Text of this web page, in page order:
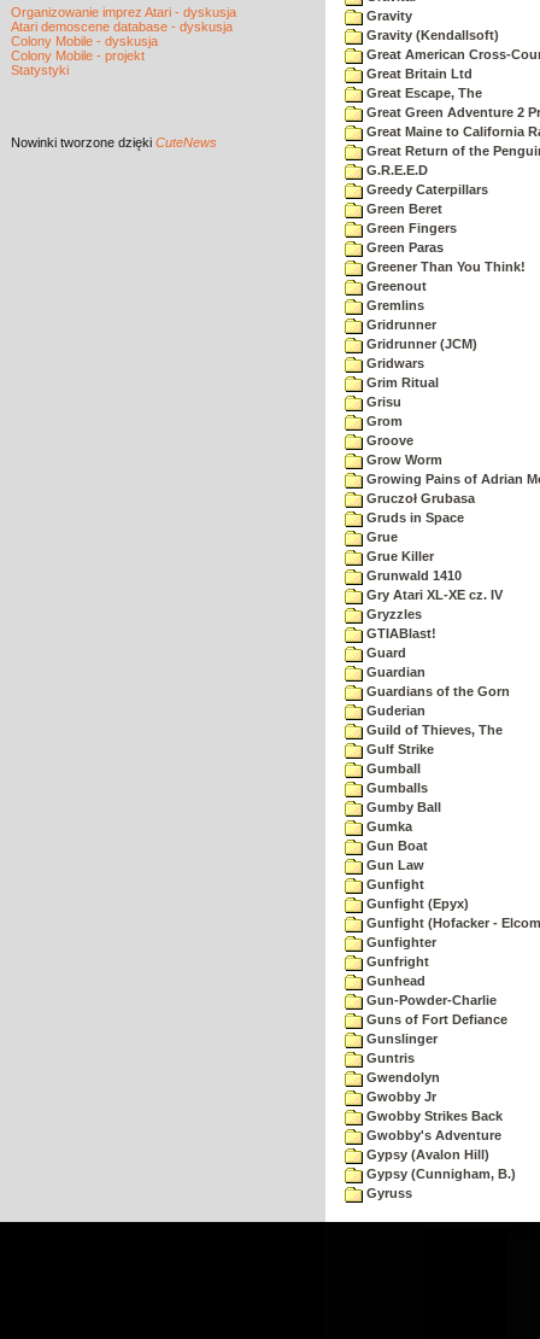
Organizowanie imprez Atari - dyskusja
Atari demoscene database - dyskusja
Colony Mobile - dyskusja
Colony Mobile - projekt
Statystyki
Nowinki tworzone dzięki CuteNews
Gravity
Gravity (Kendallsoft)
Great American Cross-
Great Britain Ltd
Great Escape, The
Great Green Adventure 2
Great Maine to California
Great Return of the
G.R.E.E.D
Greedy Caterpillars
Green Beret
Green Fingers
Green Paras
Greener Than You Think!
Greenout
Gremlins
Gridrunner
Gridrunner (JCM)
Gridwars
Grim Ritual
Grisu
Grom
Groove
Grow Worm
Growing Pains of Adrian
Gruczoł Grubasa
Gruds in Space
Grue
Grue Killer
Grunwald 1410
Gry Atari XL-XE cz. IV
Gryzzles
GTIABlast!
Guard
Guardian
Guardians of the Gorn
Guderian
Guild of Thieves, The
Gulf Strike
Gumball
Gumballs
Gumby Ball
Gumka
Gun Boat
Gun Law
Gunfight
Gunfight (Epyx)
Gunfight (Hofacker -
Gunfighter
Gunfright
Gunhead
Gun-Powder-Charlie
Guns of Fort Defiance
Gunslinger
Guntris
Gwendolyn
Gwobby Jr
Gwobby Strikes Back
Gwobby's Adventure
Gypsy (Avalon Hill)
Gypsy (Cunnigham, B.)
Gyruss